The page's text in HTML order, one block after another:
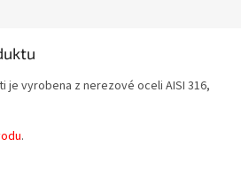
je vyrobena z nerezové oceli AISI 316,
.